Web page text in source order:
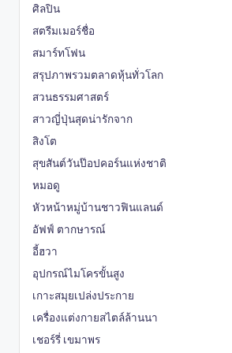
ศิลปิน
สตรีมเมอร์ชื่อ
สมาร์ทโฟน
สรุปภาพรวมตลาดหุ้นทั่วโลก
สวนธรรมศาสตร์
สาวญี่ปุ่นสุดน่ารักจาก
สิงโต
สุขสันต์วันป๊อปคอร์นแห่งชาติ
หมอดู
หัวหน้าหมู่บ้านชาวฟินแลนด์
อัฟฟ์ ตากษารณ์
อี้ฮวา
อุปกรณ์ไมโครขั้นสูง
เกาะสมุยเปล่งประกาย
เครื่องแต่งกายสไตล์ล้านนา
เชอร์รี่ เขมาพร